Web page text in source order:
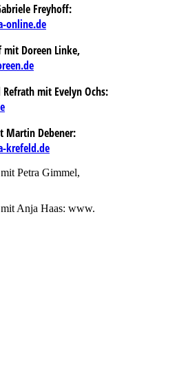
Freyhoff:
online.de
mit Doreen Linke,
mit Evelyn Ochs:
Martin Debener:
krefeld.de
Petra Gimmel,
Anja Haas: www.